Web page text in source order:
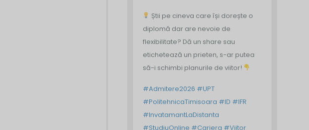
Știi pe cineva care își dorește o
diplomă dar are nevoie de
flexibilitate? Dă un share sau
etichetează un prieten, s-ar putea
să-i schimbi planurile de viitor!
#Admitere2026 #UPT
#PolitehnicaTimisoara #ID #IFR
#InvatamantLaDistanta
#StudiuOnline #Cariera #Viitor